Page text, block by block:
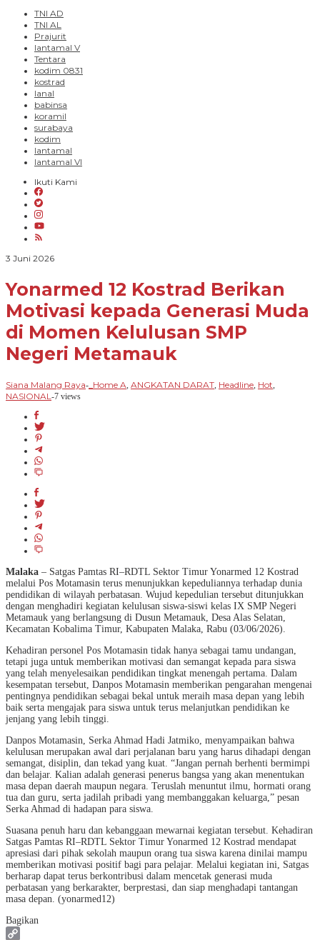
TNI AD
TNI AL
Prajurit
lantamal V
Tentara
kodim 0831
kostrad
lanal
babinsa
koramil
surabaya
kodim
lantamal
lantamal VI
Ikuti Kami
3 Juni 2026oleh
Raya
Yonarmed 12 Kostrad Berikan
Motivasi kepada Generasi Muda
di Momen Kelulusan SMP
Negeri Metamauk
Siana Malang Raya- _Home A, ANGKATAN DARAT, Headline, Hot,
NASIONAL -7 views
Malaka – Satgas Pamtas RI–RDTL Sektor Timur Yonarmed 12 Kostrad
melalui Pos Motamasin terus menunjukkan kepeduliannya terhadap dunia
pendidikan di wilayah perbatasan. Wujud kepedulian tersebut ditunjukkan
dengan menghadiri kegiatan kelulusan siswa-siswi kelas IX SMP Negeri
Metamauk yang berlangsung di Dusun Metamauk, Desa Alas Selatan,
Kecamatan Kobalima Timur, Kabupaten Malaka, Rabu (03/06/2026).
Kehadiran personel Pos Motamasin tidak hanya sebagai tamu undangan,
tetapi juga untuk memberikan motivasi dan semangat kepada para siswa
yang telah menyelesaikan pendidikan tingkat menengah pertama. Dalam
kesempatan tersebut, Danpos Motamasin memberikan pengarahan mengenai
pentingnya pendidikan sebagai bekal untuk meraih masa depan yang lebih
baik serta mengajak para siswa untuk terus melanjutkan pendidikan ke
jenjang yang lebih tinggi.
Danpos Motamasin, Serka Ahmad Hadi Jatmiko, menyampaikan bahwa
kelulusan merupakan awal dari perjalanan baru yang harus dihadapi dengan
semangat, disiplin, dan tekad yang kuat. “Jangan pernah berhenti bermimpi
dan belajar. Kalian adalah generasi penerus bangsa yang akan menentukan
masa depan daerah maupun negara. Teruslah menuntut ilmu, hormati orang
tua dan guru, serta jadilah pribadi yang membanggakan keluarga,” pesan
Serka Ahmad di hadapan para siswa.
Suasana penuh haru dan kebanggaan mewarnai kegiatan tersebut. Kehadiran
Satgas Pamtas RI–RDTL Sektor Timur Yonarmed 12 Kostrad mendapat
apresiasi dari pihak sekolah maupun orang tua siswa karena dinilai mampu
memberikan motivasi positif bagi para pelajar. Melalui kegiatan ini, Satgas
berharap dapat terus berkontribusi dalam mencetak generasi muda
perbatasan yang berkarakter, berprestasi, dan siap menghadapi tantangan
masa depan. (yonarmed12)
Bagikan